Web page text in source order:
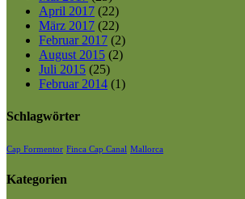
April 2017 (22)
März 2017 (22)
Februar 2017 (2)
August 2015 (2)
Juli 2015 (25)
Februar 2014 (1)
Schlagwörter
Cap Formentor Finca Cap Canal Mallorca
Kategorien